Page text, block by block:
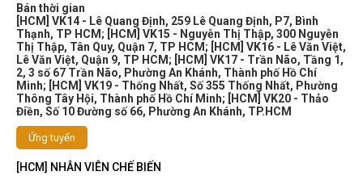
Bán thời gian
[HCM] VK14 - Lê Quang Định, 259 Lê Quang Định, P7, Bình
Thạnh, TP HCM ;
[HCM] VK15 - Nguyễn Thị Thập, 300 Nguyễn
Thị Thập, Tân Quy, Quận 7, TP HCM ;
[HCM] VK16 - Lê Văn Việt,
Lê Văn Việt, Quận 9, TP HCM ;
[HCM] VK17 - Trần Não, Tầng 1,
2, 3 số 67 Trần Não, Phường An Khánh, Thành phố Hồ Chí
Minh;
[HCM] VK19 - Thống Nhất, Số 355 Thống Nhất, Phường
Thông Tây Hội, Thành phố Hồ Chí Minh;
[HCM] VK20 - Thảo
Điền, Số 10 Đường số 66, Phường An Khánh, TP.HCM
Ứng tuyển
[HCM] NHÂN VIÊN CHẾ BIẾN